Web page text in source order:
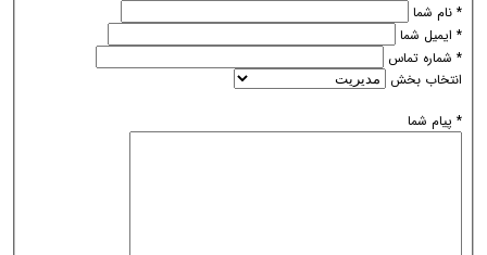
* نام شما
* ایمیل شما
* شماره تماس
انتخاب بخش
* پیام شما